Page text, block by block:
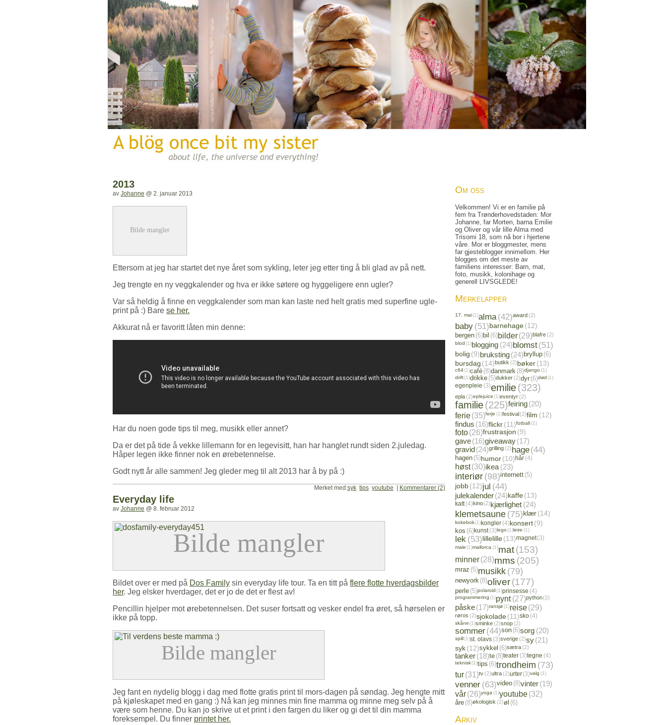
A blög once bit my sister
2013
av Johanne @ 2. januar 2013
Ettersom at jeg har startet det nye året som sykling, leter jeg etter ting å bli glad av på nett.
Jeg trengte en ny veggkalender og hva er ikke søtere og hyggeligere enn ugler?
Var så heldig å finne en veggkalender som man kan laste ned helt gratis med superfine ugle-
print på :) Bare se her.
Akkurat nå er favoritt låten min denne:
Har du noen gode tips til meg, musikk eller annet?
Da er det på tide å vekke lillemann for en legevisitt, han har hanglet rundt siden 2.juledag.
Håper legen ikke finner nok en ørebetennelse.
Godt nytt år alle sammen! Jeg gleder meg til alt 2013 har å by på :)
Merket med:syk tips youtube Kommentarer (2)
Everyday life
av Johanne @ 8. februar 2012
Bildet over er med på Dos Family sin everyday life tour. Ta en titt på flere flotte hverdagsbilder
her. Jeg elsker hverdager, det er jo de det er flest av!
Pencillin hjelper mot ørebetennelsen. Det suser fortsatt og vesker endel fra øret, så hørselen er
ikke på topp.
Jeg fant en nydelig blogg i dag med flotte gratis print til mors-dagen på søndag. Jeg hengte mitt
på kjøleskapet med en gang :) Nå kan jeg minnes min fine mamma og minne meg selv på å
være som henne. Du kan jo skrive ut et print i den fargen du liker og gi det til din mamma
foreksempel. Du finner printet her.
Om oss
Velkommen! Vi er en familie på
fem fra Trønder­hovedstaden: Mor
Johanne, far Morten, barna Emilie
og Oliver og vår lille Alma med
Trisomi 18, som nå bor i hjertene
våre. Mor er bloggmester, mens
far gjesteblogger innimellom. Her
blogges om det meste av
familiens interesser: Barn, mat,
foto, musikk, kolonihage og
generell LIVSGLEDE!
Merkelapper
17. mai(1)alma (42)award (2)
baby (51)barnehage (12)
bergen (6)bil (6)bilder(29)blafre (2)
blod (1)blogging (24)blomst(51)
bolig (9)bruksting(24)bryllup (6)
bursdag (14)butikk (2)bøker (13)
c64(1)café (8)danmark (8)django (1)
drift(1)drikke (5)dukker (2)dyr (6)død (1)
egenpleie (3)emilie(323)
epla (2)eplejuice(1)eventyr (2)
familie(225)feiring(20)
ferie(35)ferje (1)festival(2)film (12)
findus (16)flickr(11)fotball(1)
foto(26)frustrasjon (9)
gave(16)giveaway(17)
gravid(24)grilling (2)hage(44)
hagen (5)humor(10)hår (4)
høst(30)ikea (23)
interiør (98)internett (5)
jobb(12)jul (44)
julekalender(24)kaffe(13)
katt (4)kino(2)kjærlighet (24)
klemetsaune (75)klær (14)
kokebok(1)kongler (4)konsert (9)
kos (6)kunst (3)lego(1)leire (1)
lek (53)lillelille (13)magnet(3)
male (1)mallorca (1)mat(153)
minner(28)mms (205)
mraz (5)musikk (79)
newyork (8)oliver(177)
perle (5)polaroid (1)prinsesse (4)
programmering (1)pynt (27)python(2)
påske(17)ransjø(1)reise(29)
røros (2)sjokolade (11)sko (4)
skåne (1)sminke (2)snop (2)
sommer(44)son (6)sorg (20)
spill(1)st. olavs (3)sverige (2)sy(21)
syk(12)sykkel (6)sætra (2)
tanker(18)te (8)teater (3)tegne (4)
teknisk(1)tips (6)trondheim (73)
tur(31)tv (2)ultra (2)urter(3)valg (1)
venner (63)video (8)vinter (19)
vår(26)yoga (1)youtube(32)
åre (8)økologisk (2)øl (6)
Arkiv